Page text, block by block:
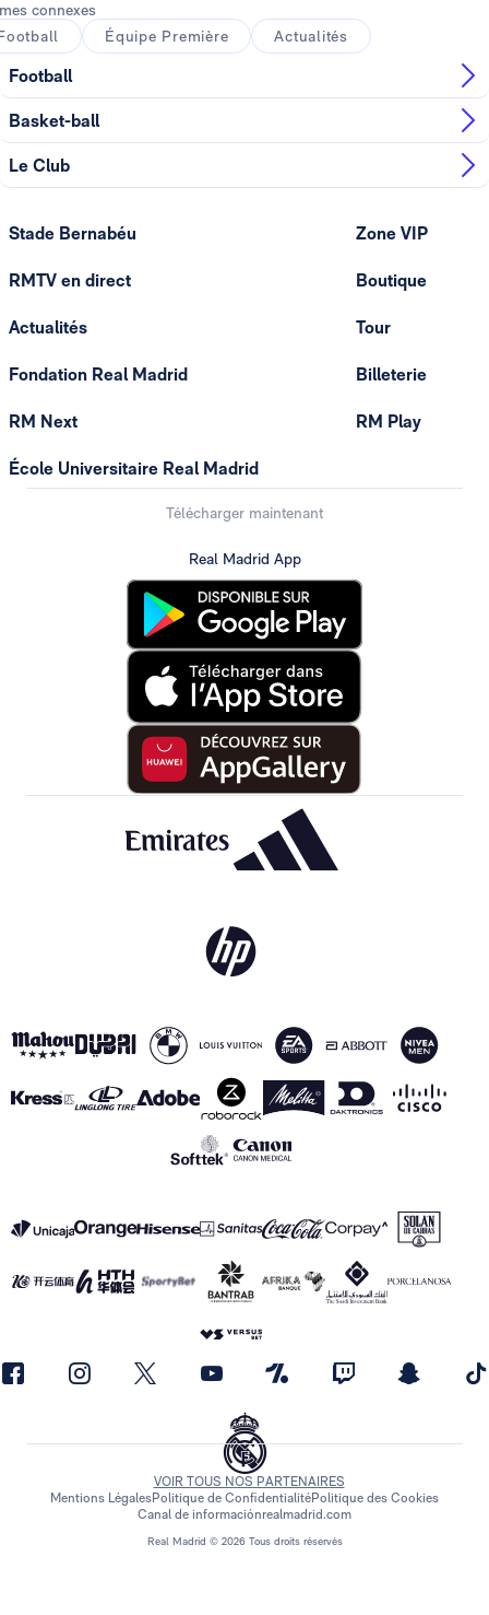
connexes
Équipe Première Actualités
Football
Basket-ball
Le Club
Stade Bernabéu
RMTV en direct
Actualités
Fondation Real Madrid
RM Next
École Universitaire Real Madrid
Zone VIP
Boutique
Tour
Billeterie
RM Play
Télécharger maintenant
Real Madrid App
Real Madrid © 2026 Tous droits réservés
VOIR TOUS NOS PARTENAIRES
Mentions LégalesPolitique de ConfidentialitéPolitique des Cookies
Canal de informaciónrealmadrid.com